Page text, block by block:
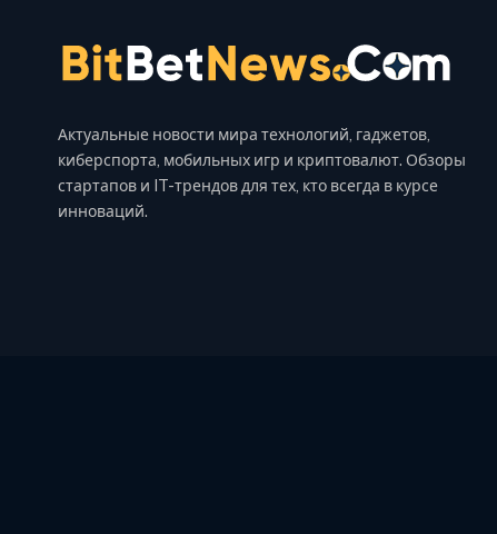
Актуальные новости мира технологий, гаджетов,
киберспорта, мобильных игр и криптовалют. Обзоры
стартапов и IT-трендов для тех, кто всегда в курсе
инноваций.